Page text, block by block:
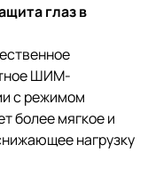
глаз в
ШИМ-
с режимом
более мягкое и
нагрузку